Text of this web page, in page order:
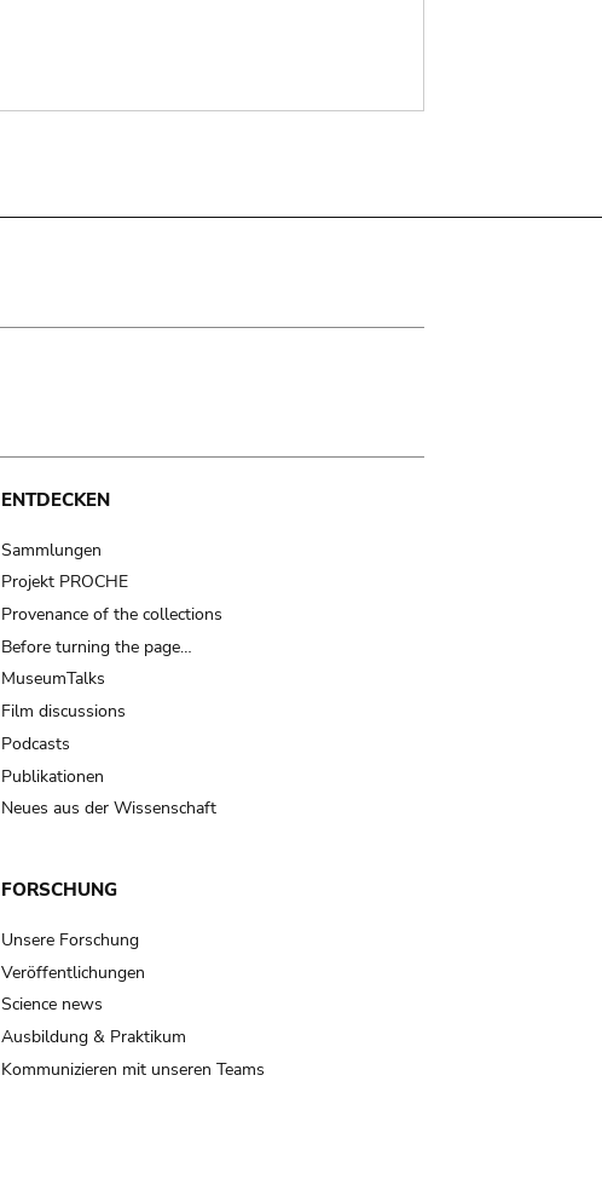
ENTDECKEN
Sammlungen
Projekt PROCHE
Provenance of the collections
Before turning the page…
MuseumTalks
Film discussions
Podcasts
Publikationen
Neues aus der Wissenschaft
FORSCHUNG
Unsere Forschung
Veröffentlichungen
Science news
Ausbildung & Praktikum
Kommunizieren mit unseren Teams